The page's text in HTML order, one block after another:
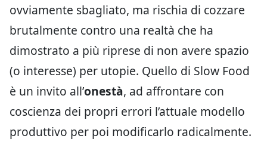
ovviamente sbagliato, ma rischia di cozzare
brutalmente contro una realtà che ha
dimostrato a più riprese di non avere spazio
(o interesse) per utopie. Quello di Slow Food
è un invito all’onestà, ad affrontare con
coscienza dei propri errori l’attuale modello
produttivo per poi modificarlo radicalmente.